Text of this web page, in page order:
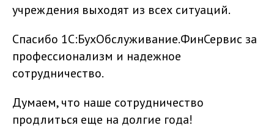
учреждения выходят из всех ситуаций.
Спасибо 1С:БухОбслуживание.ФинСервис за
профессионализм и надежное
сотрудничество.
Думаем, что наше сотрудничество
продлиться еще на долгие года!